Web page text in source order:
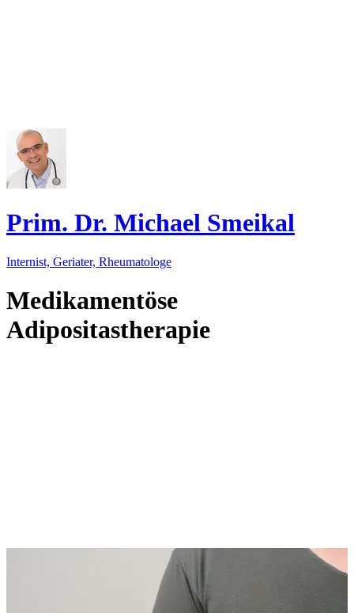
Prim. Dr. Michael Smeikal
Internist, Geriater, Rheumatologe
Medikamentöse
Adipositastherapie